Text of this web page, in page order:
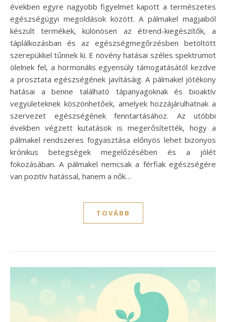
években egyre nagyobb figyelmet kapott a természetes
egészségügyi megoldások között. A pálmakel magjaiból
készült termékek, különösen az étrend-kiegészítők, a
táplálkozásban és az egészségmegőrzésben betöltött
szerepükkel tűnnek ki. E növény hatásai széles spektrumot
ölelnek fel, a hormonális egyensúly támogatásától kezdve
a prosztata egészségének javításáig. A pálmakel jótékony
hatásai a benne található tápanyagoknak és bioaktív
vegyületeknek köszönhetőek, amelyek hozzájárulhatnak a
szervezet egészségének fenntartásához. Az utóbbi
években végzett kutatások is megerősítették, hogy a
pálmakel rendszeres fogyasztása előnyös lehet bizonyos
krónikus betegségek megelőzésében és a jólét
fokozásában. A pálmakel nemcsak a férfiak egészségére
van pozitív hatással, hanem a nők…
TOVÁBB